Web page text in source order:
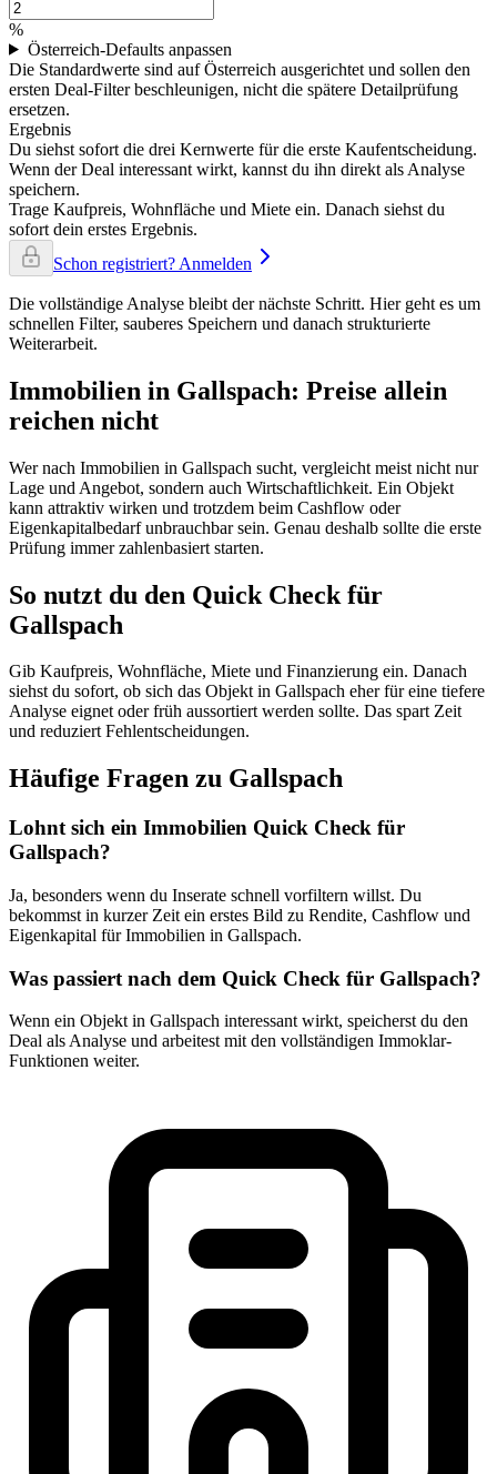
%
Österreich-Defaults anpassen
Die Standardwerte sind auf Österreich ausgerichtet und sollen den
ersten Deal-Filter beschleunigen, nicht die spätere Detailprüfung
ersetzen.
Ergebnis
Du siehst sofort die drei Kernwerte für die erste Kaufentscheidung.
Wenn der Deal interessant wirkt, kannst du ihn direkt als Analyse
speichern.
Trage Kaufpreis, Wohnfläche und Miete ein. Danach siehst du
sofort dein erstes Ergebnis.
Schon registriert? Anmelden
Die vollständige Analyse bleibt der nächste Schritt. Hier geht es um
schnellen Filter, sauberes Speichern und danach strukturierte
Weiterarbeit.
Immobilien in Gallspach: Preise allein
reichen nicht
Wer nach Immobilien in Gallspach sucht, vergleicht meist nicht nur
Lage und Angebot, sondern auch Wirtschaftlichkeit. Ein Objekt
kann attraktiv wirken und trotzdem beim Cashflow oder
Eigenkapitalbedarf unbrauchbar sein. Genau deshalb sollte die erste
Prüfung immer zahlenbasiert starten.
So nutzt du den Quick Check für
Gallspach
Gib Kaufpreis, Wohnfläche, Miete und Finanzierung ein. Danach
siehst du sofort, ob sich das Objekt in Gallspach eher für eine tiefere
Analyse eignet oder früh aussortiert werden sollte. Das spart Zeit
und reduziert Fehlentscheidungen.
Häufige Fragen zu Gallspach
Lohnt sich ein Immobilien Quick Check für
Gallspach?
Ja, besonders wenn du Inserate schnell vorfiltern willst. Du
bekommst in kurzer Zeit ein erstes Bild zu Rendite, Cashflow und
Eigenkapital für Immobilien in Gallspach.
Was passiert nach dem Quick Check für Gallspach?
Wenn ein Objekt in Gallspach interessant wirkt, speicherst du den
Deal als Analyse und arbeitest mit den vollständigen Immoklar-
Funktionen weiter.